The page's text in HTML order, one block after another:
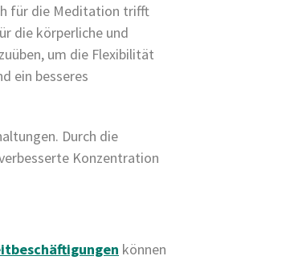
für die Meditation trifft
die körperliche und
um die Flexibilität
ein besseres
Durch die
Konzentration
können